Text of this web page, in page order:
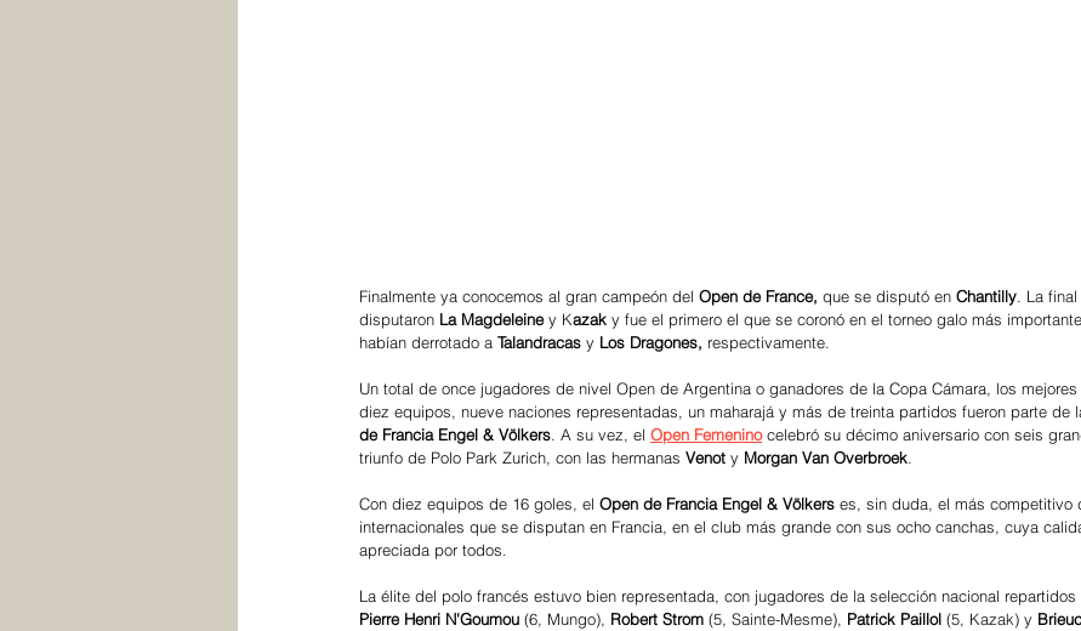
Finalmente ya conocemos al gran campeón del Open de France, que se disputó en Chantilly. La
disputaron La Magdeleine y Kazak y fue el primero el que se coronó en el torneo galo más
habían derrotado a Talandracas y Los Dragones, respectivamente.
Un total de once jugadores de nivel Open de Argentina o ganadores de la Copa Cámara, los
diez equipos, nueve naciones representadas, un maharajá y más de treinta partidos fueron parte de
de Francia Engel & Völkers. A su vez, el Open Femenino celebró su décimo aniversario con seis
triunfo de Polo Park Zurich, con las hermanas Venot y Morgan Van Overbroek.
Con diez equipos de 16 goles, el Open de Francia Engel & Völkers es, sin duda, el más competitivo
internacionales que se disputan en Francia, en el club más grande con sus ocho canchas, cuya
apreciada por todos.
La élite del polo francés estuvo bien representada, con jugadores de la selección nacional repartidos
Pierre Henri N'Goumou (6, Mungo), Robert Strom (5, Sainte-Mesme), Patrick Paillol (5, Kazak) y